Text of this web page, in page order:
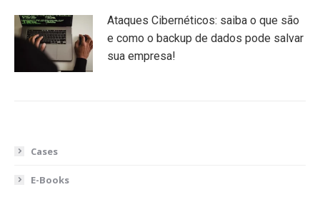
Ataques Cibernéticos: saiba o que são
e como o backup de dados pode salvar
sua empresa!
Cases
E-Books